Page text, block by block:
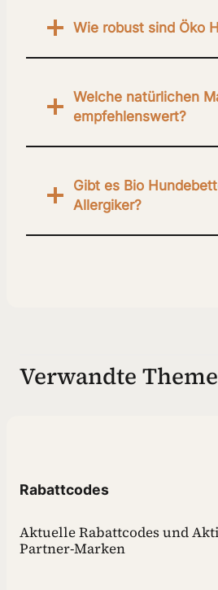
Wie robust sind Öko
Welche natürlichen
empfehlenswert?
Gibt es Bio
Allergiker?
Verwandte
Rabattcodes
Aktuelle Rabattcodes und
Partner-Marken